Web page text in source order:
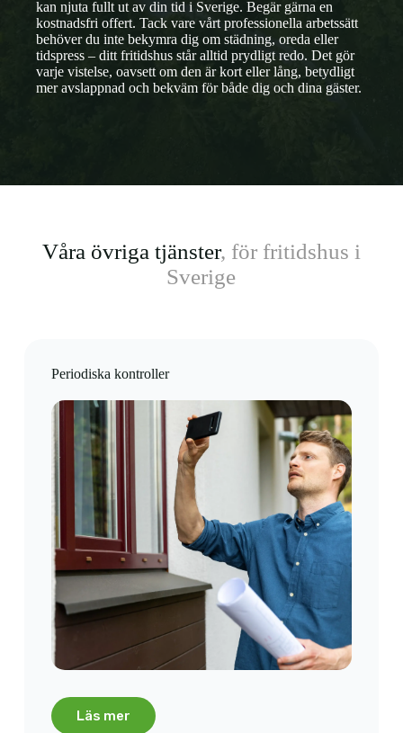
kan njuta fullt ut av din tid i Sverige. Begär gärna en
kostnadsfri offert. Tack vare vårt professionella arbetssätt
behöver du inte bekymra dig om städning, oreda eller
tidspress – ditt fritidshus står alltid prydligt redo. Det gör
varje vistelse, oavsett om den är kort eller lång, betydligt
mer avslappnad och bekväm för både dig och dina gäster.
Våra övriga tjänster, för fritidshus i
Sverige
Periodiska kontroller
Läs mer